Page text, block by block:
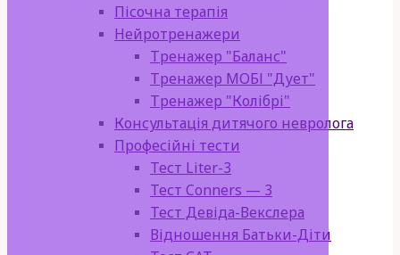
Пісочна терапія
Нейротренажери
Тренажер "Баланс"
Тренажер МОБІ "Дует"
Тренажер "Колібрі"
Консультація дитячого невролога
Професійні тести
Тест Liter-3
Тест Conners — 3
Тест Девіда-Векслера
Відношення Батьки-Діти